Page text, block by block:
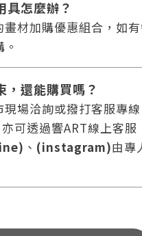
Email，請依照信件中的指示重新
入。
測到您的帳號重複登入，
」將前一位使用者強制登出。
具怎麼辦？
畫材加購優惠組合，如
，還能購買嗎？
場洽詢或撥打客服專線
可透過響ART線上客服
、 (instagram)由專